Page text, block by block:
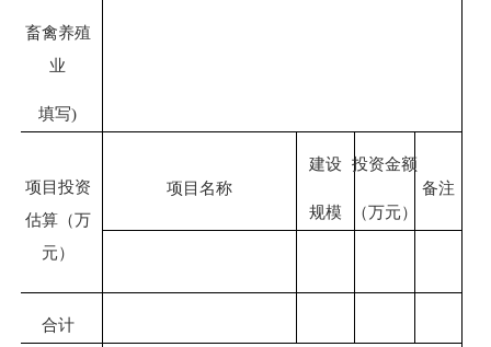
畜禽养殖
业
填写)
项目投资
估算（万
元）
项目名称
建设
规模
投资金额
（万元）
备注
合计